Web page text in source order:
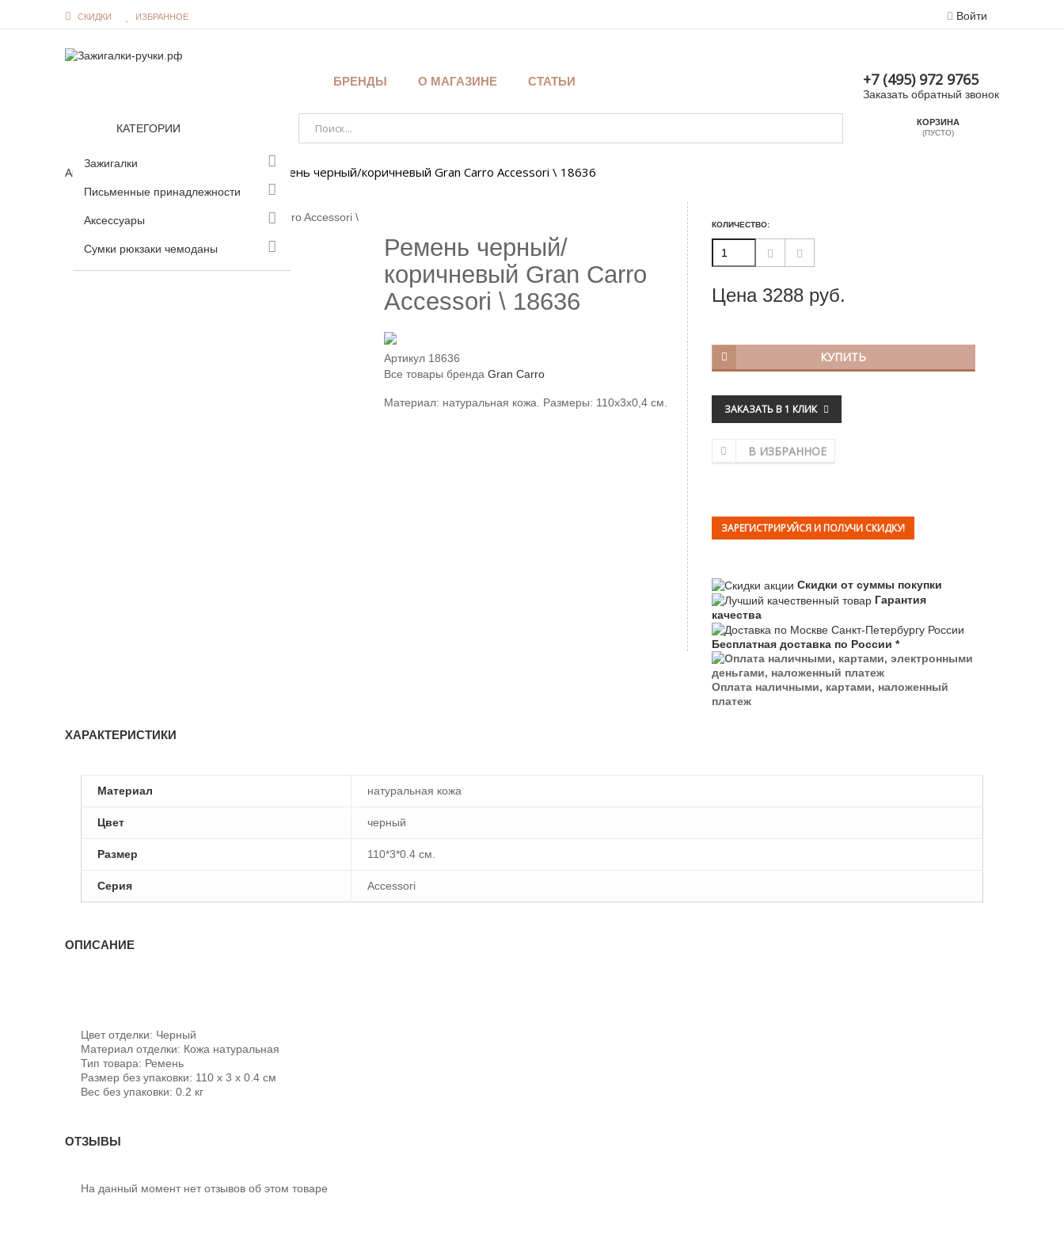
СКИДКИ ИЗБРАННОЕ Войти
БРЕНДЫ О МАГАЗИНЕ СТАТЬИ +7 (495) 972 9765
Заказать обратный звонок
КАТЕГОРИИ
Зажигалки
Письменные принадлежности
Аксессуары
Сумки рюкзаки чемоданы
КОРЗИНА
(ПУСТО)
Аксессуары Ремень черный/коричневый Gran Carro Accessori \ 18636
Увеличить
Ремень черный/
коричневый Gran Carro
Accessori \ 18636
Артикул 18636
Все товары бренда Gran Carro
Материал: натуральная кожа. Размеры: 110х3х0,4 см.
КОЛИЧЕСТВО:
Цена 3288руб.
КУПИТЬ
ЗАКАЗАТЬ В 1 КЛИК
В ИЗБРАННОЕ
ЗАРЕГИСТРИРУЙСЯ И ПОЛУЧИ СКИДКУ!
Скидки от суммы покупки
Гарантия
качества
Бесплатная доставка по России *
Оплата наличными, картами, наложенный
платеж
ХАРАКТЕРИСТИКИ
Материал натуральная кожа
Цвет черный
Размер 110*3*0.4 см.
Серия Accessori
ОПИСАНИЕ
Цвет отделки: Черный
Материал отделки: Кожа натуральная
Тип товара: Ремень
Размер без упаковки: 110 x 3 x 0.4 см
Вес без упаковки: 0.2 кг
ОТЗЫВЫ
На данный момент нет отзывов об этом товаре